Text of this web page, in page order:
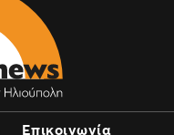
Επικοινωνία